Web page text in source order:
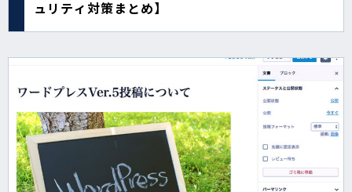
ュリティ対策まとめ】